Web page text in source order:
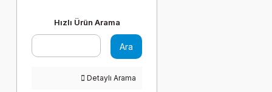
Hızlı Ürün Arama
Ara
Detaylı Arama